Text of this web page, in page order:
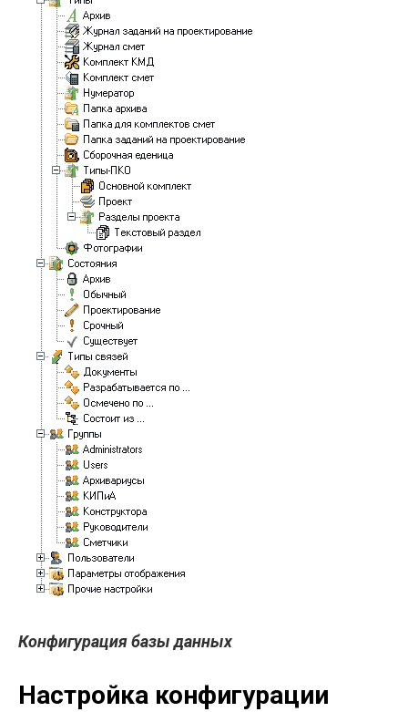
Конфигурация базы данных
Настройка конфигурации